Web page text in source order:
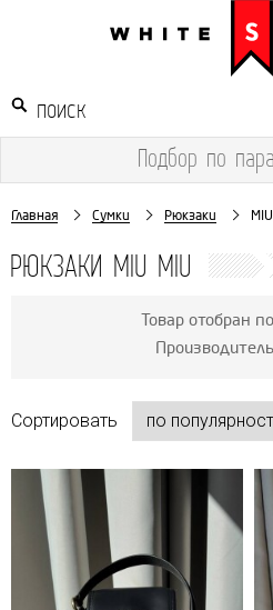
Подбор по
Главная Сумки Рюкзаки
РЮКЗАКИ MIU MIU
Товар отобран
Сортировать